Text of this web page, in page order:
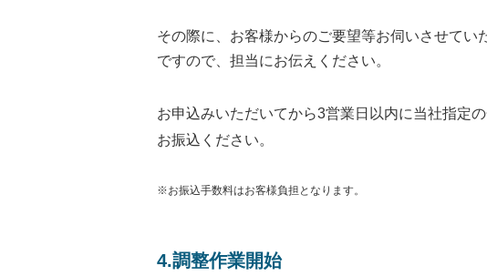
その際に、お客様からのご要望等お伺いさせてい
ですので、担当にお伝えください。
お申込みいただいてから3営業日以内に当社指定
お振込ください。
※お振込手数料はお客様負担となります。
4.調整作業開始